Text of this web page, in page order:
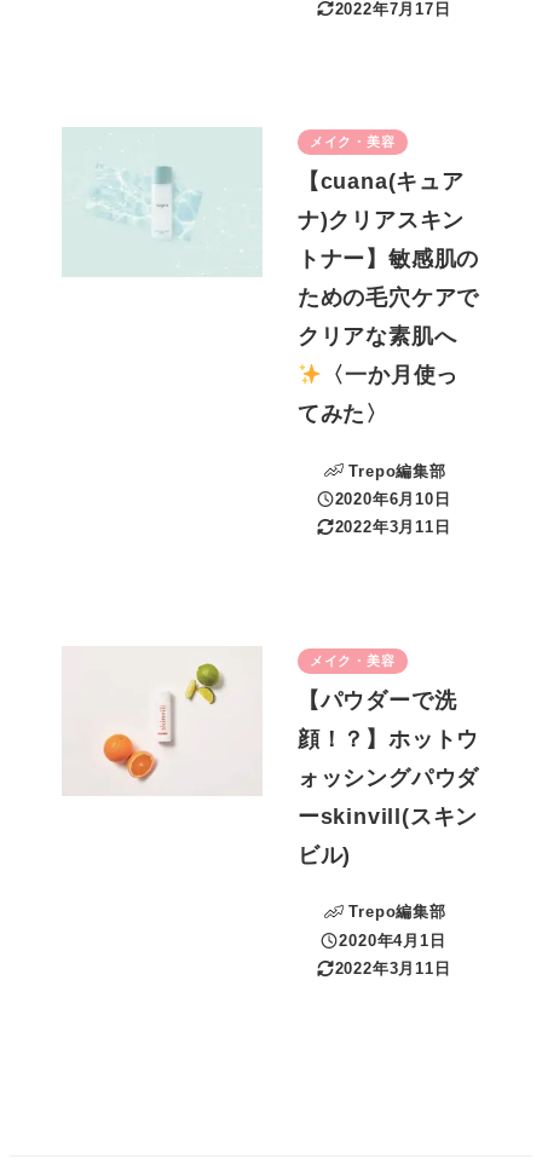
更新日
2022年7月17日
メイク・美容
【cuana(キュア
ナ)クリアスキン
トナー】敏感肌の
ための毛穴ケアで
クリアな素肌へ
〈一か月使っ
てみた〉
Trepo編集部
投稿日
2020年6月10日
更新日
2022年3月11日
メイク・美容
【パウダーで洗
顔！？】ホットウ
ォッシングパウダ
ーskinvill(スキン
ビル)
Trepo編集部
投稿日
2020年4月1日
更新日
2022年3月11日